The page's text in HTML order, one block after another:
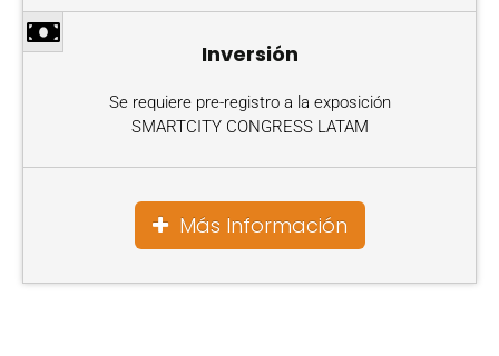
Inversión
Se requiere pre-registro a la exposición
SMARTCITY CONGRESS LATAM
Más Información